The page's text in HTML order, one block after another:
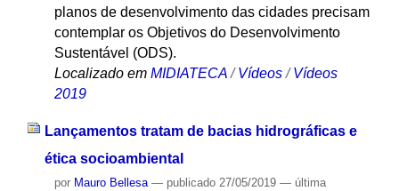
planos de desenvolvimento das cidades precisam
contemplar os Objetivos do Desenvolvimento
Sustentável (ODS).
Localizado em MIDIATECA /Vídeos /Vídeos
2019
Lançamentos tratam de bacias hidrográficas e
ética socioambiental
por Mauro Bellesa — publicado27/05/2019 — última